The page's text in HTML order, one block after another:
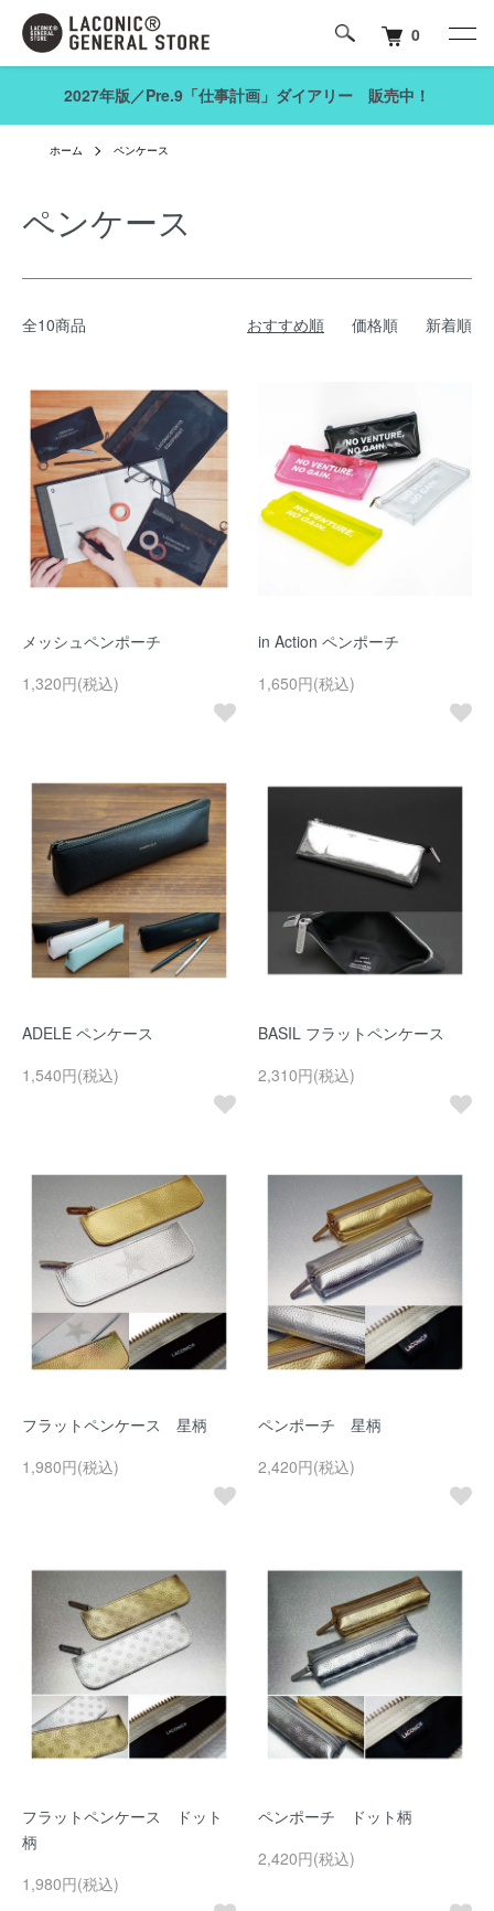
0
2027年版／Pre.9「仕事計画」ダイアリー 販売中！
ホーム ペンケース
ペンケース
全10商品 おすすめ順 価格順 新着順
メッシュペンポーチ
1,320円(税込)
in Action ペンポーチ
1,650円(税込)
ADELE ペンケース
1,540円(税込)
BASIL フラットペンケース
2,310円(税込)
フラットペンケース 星柄
1,980円(税込)
ペンポーチ 星柄
2,420円(税込)
フラットペンケース ドット
柄
1,980円(税込)
ペンポーチ ドット柄
2,420円(税込)